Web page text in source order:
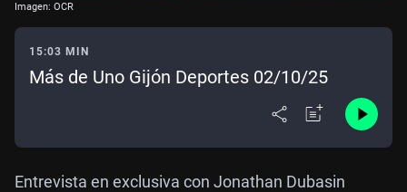
Imagen: OCR
15:03 MIN
Más de Uno Gijón Deportes 02/10/25
Entrevista en exclusiva con Jonathan Dubasin